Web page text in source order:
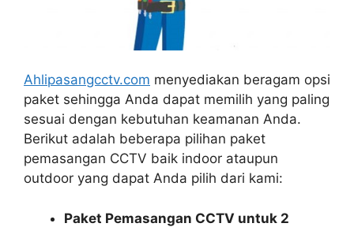
Ahlipasangcctv.com menyediakan beragam opsi
paket sehingga Anda dapat memilih yang paling
sesuai dengan kebutuhan keamanan Anda.
Berikut adalah beberapa pilihan paket
pemasangan CCTV baik indoor ataupun
outdoor yang dapat Anda pilih dari kami:
Paket Pemasangan CCTV untuk 2